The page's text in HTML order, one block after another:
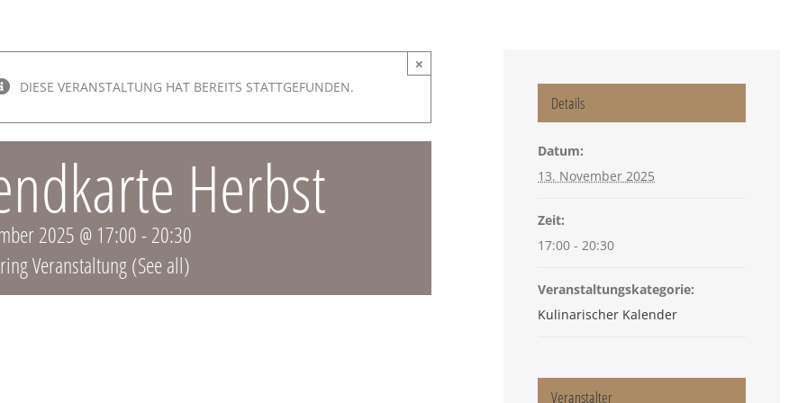
×
DIESE VERANSTALTUNG HAT BEREITS STATTGEFUNDEN.
Herbst
2025 @ 17:00-20:30
Veranstaltung(See all)
Details
Datum:
13. November 2025
Zeit:
17:00 - 20:30
Veranstaltungskategorie:
Kulinarischer Kalender
Veranstalter